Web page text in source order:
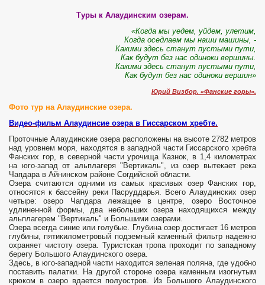
Туры к Алаудинским озерам.
«Когда мы уедем, уйдем, улетим,
Когда оседлаем мы наши машины, -
Какими здесь станут пустыми пути,
Как будут без нас одиноки вершины.
Какими здесь станут пустыми пути,
Как будут без нас одиноки вершин»
Юрий Визбор. «Фанские горы».
Фото тур на Алаудинские озера.
Видео-фильм Алаудинсие озера в Гиссарском хребте.
Проточные Алаудинские озера расположены на высоте 2782 метров
над уровнем моря, находятся в западной части Гиссарского хребта
Фанских гор, в северной части урочища Казнок, в 1,4 километрах
на юго-запад от альплагеря "Вертикаль", из озер вытекает река
Чапдара в Айнинском районе Согдийской области.
Озера считаются одними из самых красивых озер Фанских гор,
относятся к бассейну реки Пасруддарья. Всего Алаудинских озер
четыре: озеро Чапдара лежащее в центре, озеро Восточное
удлиненной формы, два небольших озера находящихся между
альплагерем "Вертикаль" и Большими озерами.
Озера всегда синие или голубые. Глубина озер достигает 16 метров
глубины, пятикилометровый подземный каменный фильтр надежно
охраняет чистоту озера. Туристская тропа проходит по западному
берегу Большого Алаудинского озера.
Здесь, в юго-западной части находится зеленая поляна, где удобно
поставить палатки. На другой стороне озера каменным изогнутым
крюком в озеро вдается полуостров. Из Большого Алаудинского